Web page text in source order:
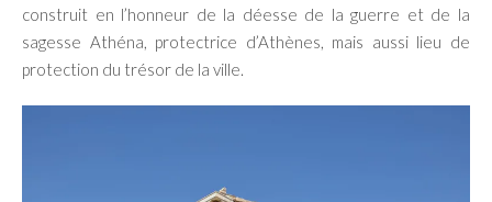
construit en l’honneur de la déesse de la guerre et de la
sagesse Athéna, protectrice d’Athènes, mais aussi lieu de
protection du trésor de la ville.